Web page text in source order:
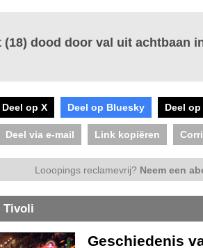
(18) dood door val uit achtbaan
Deel op X Deel op Bluesky Deel
Deel via e-mail Link kopiëren
Looopings reclamevrij? Neem een
Tivoli
Geschiedenis